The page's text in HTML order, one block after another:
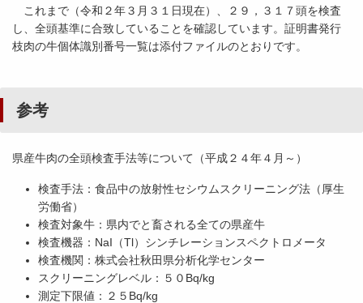
これまで（令和２年３月３１日現在）、２９，３１７頭を検査
し、全頭基準に合致していることを確認しています。証明書発行
枝肉の牛個体識別番号一覧は添付ファイルのとおりです。
参考
県産牛肉の全頭検査手法等について（平成２４年４月～）
検査手法：食品中の放射性セシウムスクリーニング法（厚生
労働省）
検査対象牛：県内でと畜される全ての県産牛
検査機器：NaI（Tl）シンチレーションスペクトロメータ
検査機関：株式会社秋田県分析化学センター
スクリーニングレベル：５０Bq/kg
測定下限値：２５Bq/kg